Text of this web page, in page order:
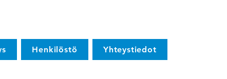
Henkilöstö Yhteystiedot